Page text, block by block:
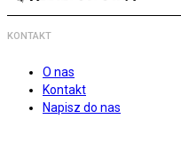
KONTAKT
O nas
Kontakt
Napisz do nas